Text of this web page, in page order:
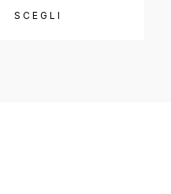
SCEGLI